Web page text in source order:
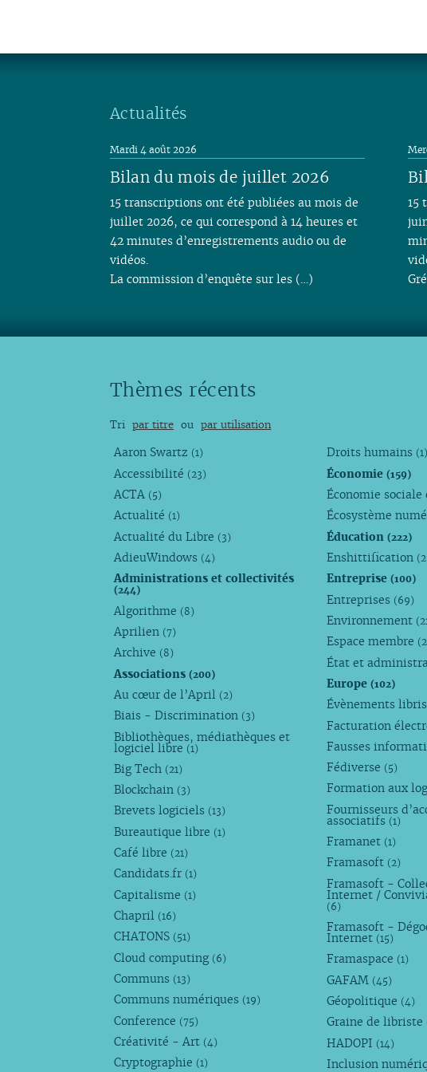
Actualités
Bilan du mois de juillet 2026
Mardi 4 août 2026
15 transcriptions ont été publiées au mois de
juillet 2026, ce qui correspond à 14 heures et
42 minutes d’enregistrements audio ou de
vidéos.
La commission d’enquête sur les (…)
15
Thèmes récents
Tri par titre ou par utilisation
Aaron Swartz (1)
Accessibilité (23)
ACTA (5)
Actualité (1)
Actualité du Libre (3)
AdieuWindows (4)
Administrations et collectivités
(244)
Algorithme (8)
Aprilien (7)
Archive (8)
Associations(200)
Au cœur de l’April (2)
Biais - Discrimination (3)
Bibliothèques, médiathèques et
logiciel libre (1)
Big Tech (21)
Blockchain (3)
Brevets logiciels (13)
Bureautique libre (1)
Café libre (21)
Candidats.fr (1)
Capitalisme (1)
Chapril (16)
CHATONS (51)
Cloud computing (6)
Communs (13)
Communs numériques (19)
Conference (75)
Créativité - Art (4)
Cryptographie (1)
Droits humains (1)
Économie(159)
Économie
Écosystème
Éducation(222)
Enshittification
Entreprise(100)
Entreprises (69)
Environnement
Espace membre
État et
Europe(102)
Évènements
Facturation
Fausses
Fédiverse (5)
Formation aux
Fournisseurs
associatifs (1)
Framanet (1)
Framasoft (2)
Framasoft -
Internet /
(6)
Framasoft -
Internet (15)
Framaspace (1)
GAFAM (45)
Géopolitique (4)
Graine de libriste
HADOPI (14)
Inclusion